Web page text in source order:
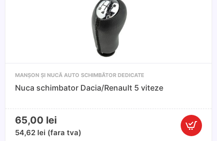
MANȘON ȘI NUCĂ AUTO SCHIMBĂTOR DEDICATE
Nuca schimbator Dacia/Renault 5 viteze
65,00 lei
54,62 lei (fara tva)
Cantitate